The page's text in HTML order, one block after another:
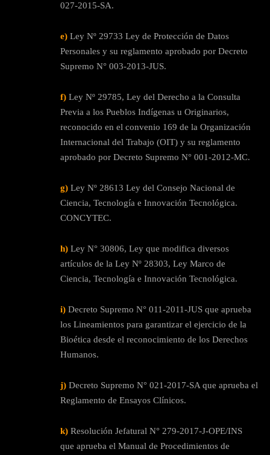
027-2015-SA.
e) Ley Nº 29733 Ley de Protección de Datos
Personales y su reglamento aprobado por Decreto
Supremo N° 003-2013-JUS.
f) Ley Nº 29785, Ley del Derecho a la Consulta
Previa a los Pueblos Indígenas u Originarios,
reconocido en el convenio 169 de la Organización
Internacional del Trabajo (OIT) y su reglamento
aprobado por Decreto Supremo N° 001-2012-MC.
g) Ley Nº 28613 Ley del Consejo Nacional de
Ciencia, Tecnología e Innovación Tecnológica.
CONCYTEC.
h) Ley N° 30806, Ley que modifica diversos
artículos de la Ley Nº 28303, Ley Marco de
Ciencia, Tecnología e Innovación Tecnológica.
i) Decreto Supremo N° 011-2011-JUS que aprueba
los Lineamientos para garantizar el ejercicio de la
Bioética desde el reconocimiento de los Derechos
Humanos.
j) Decreto Supremo N° 021-2017-SA que aprueba el
Reglamento de Ensayos Clínicos.
k) Resolución Jefatural N° 279-2017-J-OPE/INS
que aprueba el Manual de Procedimientos de